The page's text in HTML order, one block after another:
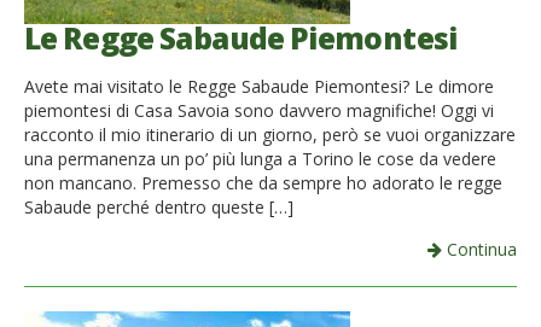
Le Regge Sabaude Piemontesi
Avete mai visitato le Regge Sabaude Piemontesi? Le dimore
piemontesi di Casa Savoia sono davvero magnifiche! Oggi vi
racconto il mio itinerario di un giorno, però se vuoi organizzare
una permanenza un po’ più lunga a Torino le cose da vedere
non mancano. Premesso che da sempre ho adorato le regge
Sabaude perché dentro queste […]
Continua